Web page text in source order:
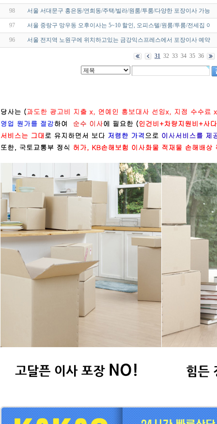
98 서울 서대문구 홍은동/연희동/주택/빌라/원룸/투룸/다양한 포장이사 가능
97 서울 중랑구 망우동 오후이사는 5~10 할인, 오피스텔/원룸/투룸/전세집 이
96 서울 전지역 노원구에 위치하고있는 금강익스프레스에서 포장이사 예약
31 32 33 34 35 36